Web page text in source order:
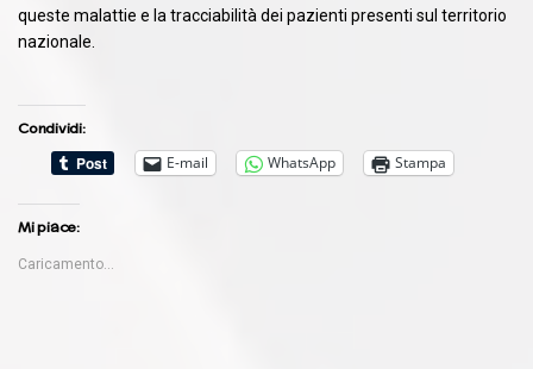
queste malattie e la tracciabilità dei pazienti presenti sul territorio
nazionale.
Condividi:
E-mail
WhatsApp Stampa
Mi piace:
Caricamento...